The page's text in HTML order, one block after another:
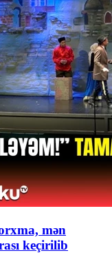
mən
keçirilib